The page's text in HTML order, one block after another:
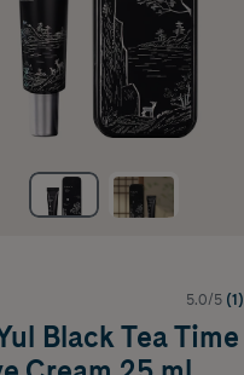
5.0/5 (1)
Black Tea Time